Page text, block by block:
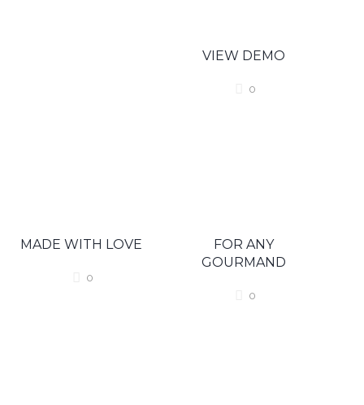
VIEW DEMO
0
MADE WITH LOVE
0
FOR ANY
GOURMAND
0